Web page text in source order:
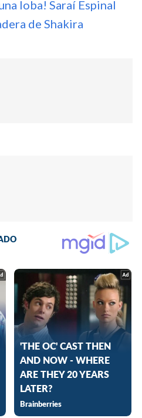
loba! Saraí Espinal
de Shakira